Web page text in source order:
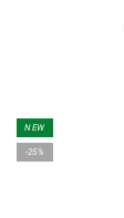
NEW
-25%